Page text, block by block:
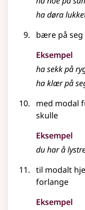
ha døra
bære på seg
Eksempel
ha sekk på
ha klær på
med modal
skulle
Eksempel
du har å
til modalt
forlange
Eksempel